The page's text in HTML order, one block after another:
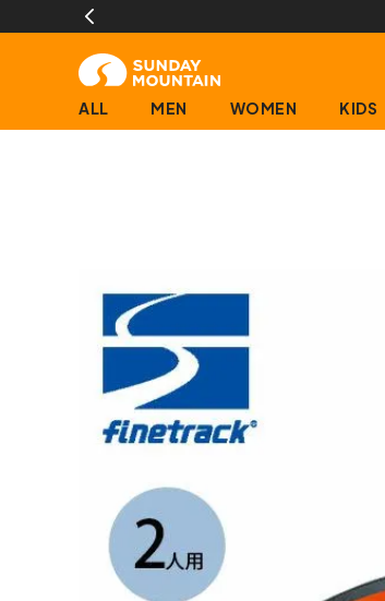
ALL MEN WOMEN KIDS